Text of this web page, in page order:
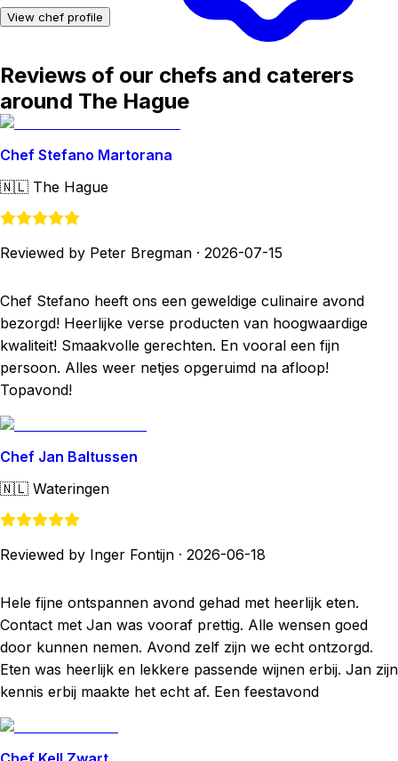
View chef profile
Reviews of our chefs and caterers
around The Hague
Chef Stefano Martorana
🇳🇱 The Hague
Reviewed by Peter Bregman · 2026-07-15
Chef Stefano heeft ons een geweldige culinaire avond
bezorgd! Heerlijke verse producten van hoogwaardige
kwaliteit! Smaakvolle gerechten. En vooral een fijn
persoon. Alles weer netjes opgeruimd na afloop!
Topavond!
Chef Jan Baltussen
🇳🇱 Wateringen
Reviewed by Inger Fontijn · 2026-06-18
Hele fijne ontspannen avond gehad met heerlijk eten.
Contact met Jan was vooraf prettig. Alle wensen goed
door kunnen nemen. Avond zelf zijn we echt ontzorgd.
Eten was heerlijk en lekkere passende wijnen erbij. Jan zijn
kennis erbij maakte het echt af. Een feestavond